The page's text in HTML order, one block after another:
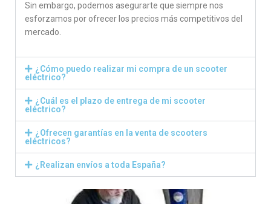
Sin embargo, podemos asegurarte que siempre nos
esforzamos por ofrecer los precios más competitivos del
mercado.
¿Cómo puedo realizar mi compra de un scooter
eléctrico?
¿Cuál es el plazo de entrega de mi scooter
eléctrico?
¿Ofrecen garantías en la venta de scooters
eléctricos?
¿Realizan envíos a toda España?